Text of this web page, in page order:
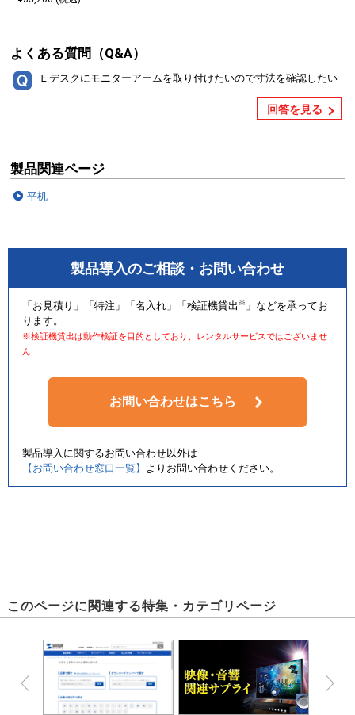
よくある質問（Q&A）
Ｅデスクにモニターアームを取り付けたいので寸法を確認したい
回答を見る
製品関連ページ
平机
製品導入のご相談・お問い合わせ
「お見積り」「特注」「名入れ」「検証機貸出 ※ 」などを承ってお
ります。
※検証機貸出は動作検証を目的としており、レンタルサービスではございませ
ん
お問い合わせはこちら
製品導入に関するお問い合わせ以外は
【お問い合わせ窓口一覧】 よりお問い合わせください。
このページに関連する特集・カテゴリページ